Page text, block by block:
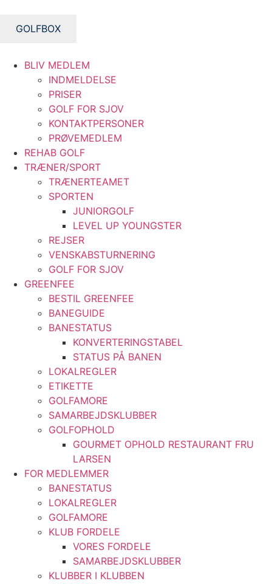
indhold
GOLFBOX
BLIV MEDLEM
INDMELDELSE
PRISER
GOLF FOR SJOV
KONTAKTPERSONER
PRØVEMEDLEM
REHAB GOLF
TRÆNER/SPORT
TRÆNERTEAMET
SPORTEN
JUNIORGOLF
LEVEL UP YOUNGSTER
REJSER
VENSKABSTURNERING
GOLF FOR SJOV
GREENFEE
BESTIL GREENFEE
BANEGUIDE
BANESTATUS
KONVERTERINGSTABEL
STATUS PÅ BANEN
LOKALREGLER
ETIKETTE
GOLFAMORE
SAMARBEJDSKLUBBER
GOLFOPHOLD
GOURMET OPHOLD RESTAURANT FRU
LARSEN
FOR MEDLEMMER
BANESTATUS
LOKALREGLER
GOLFAMORE
KLUB FORDELE
VORES FORDELE
SAMARBEJDSKLUBBER
KLUBBER I KLUBBEN